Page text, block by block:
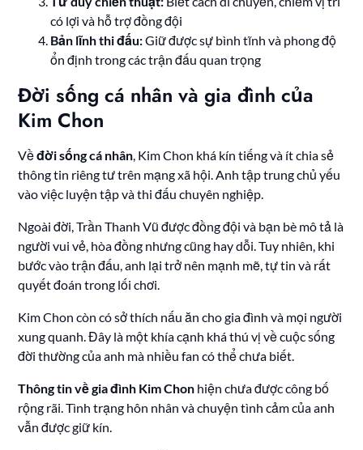
có lợi và hỗ trợ đồng đội
Bản lĩnh thi đấu:Giữ được sự bình tĩnh và phong độ
ổn định trong các trận đấu quan trọng
Đời sống cá nhân và gia đình của
Kim Chon
Vềđời sống cá nhân , Kim Chon khá kín tiếng và ít chia sẻ
thông tin riêng tư trên mạng xã hội. Anh tập trung chủ yếu
vào việc luyện tập và thi đấu chuyên nghiệp.
Ngoài đời, Trần Thanh Vũ được đồng đội và bạn bè mô tả là
người vui vẻ, hòa đồng nhưng cũng hay dỗi. Tuy nhiên, khi
bước vào trận đấu, anh lại trở nên mạnh mẽ, tự tin và rất
quyết đoán trong lối chơi.
Kim Chon còn có sở thích nấu ăn cho gia đình và mọi người
xung quanh. Đây là một khía cạnh khá thú vị về cuộc sống
đời thường của anh mà nhiều fan có thể chưa biết.
Thông tin về gia đình Kim Chon hiện chưa được công bố
rộng rãi. Tình trạng hôn nhân và chuyện tình cảm của anh
vẫn được giữ kín.